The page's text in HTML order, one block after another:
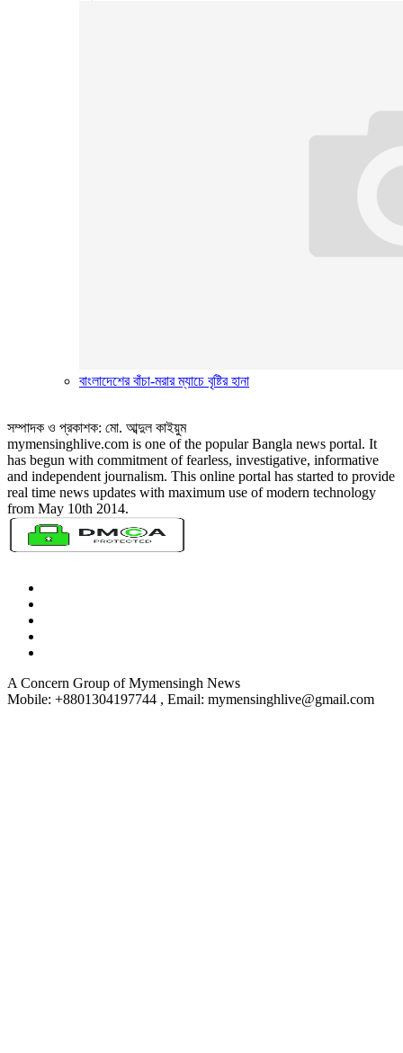
বাংলাদেশের বাঁচা-মরার ম্যাচে বৃষ্টির হানা
সম্পাদক ও প্রকাশক: মো. আব্দুল কাইয়ুম
mymensinghlive.com is one of the popular Bangla news portal. It
has begun with commitment of fearless, investigative, informative
and independent journalism. This online portal has started to provide
real time news updates with maximum use of modern technology
from May 10th 2014.
A Concern Group of Mymensingh News
Mobile: +8801304197744 , Email: mymensinghlive@gmail.com